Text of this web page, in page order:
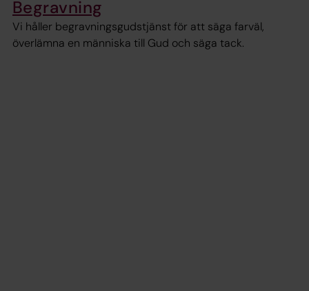
Begravning
Vi håller begravningsgudstjänst för att säga farväl,
överlämna en människa till Gud och säga tack.